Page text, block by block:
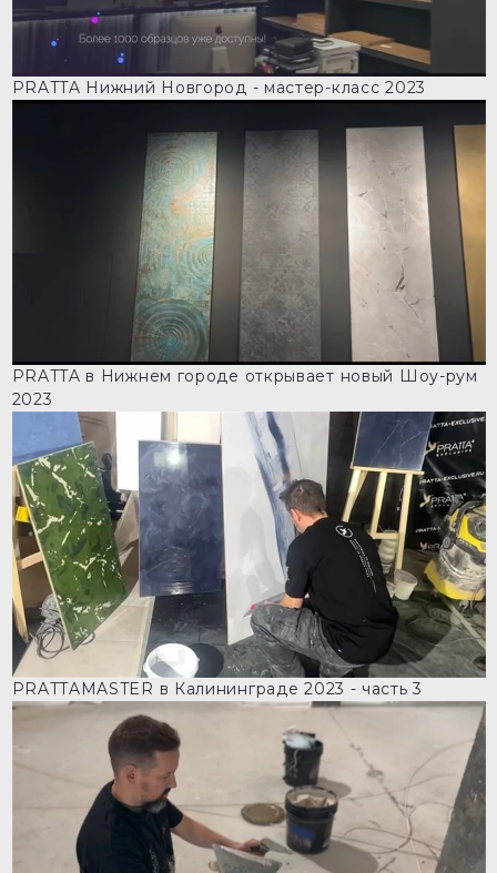
PRATTA Нижний Новгород - мастер-класс 2023
PRATTA в Нижнем городе открывает новый Шоу-рум
2023
PRATTAMASTER в Калининграде 2023 - часть 3